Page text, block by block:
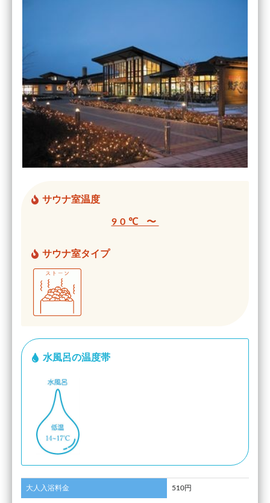
サウナ室温度
90℃ 〜
サウナ室タイプ
水風呂の温度帯
大人入浴料金 510円